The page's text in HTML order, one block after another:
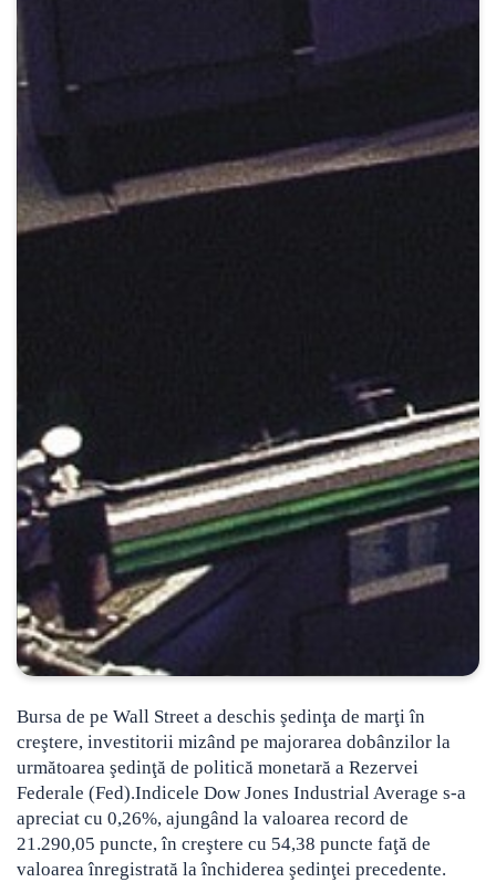
Bursa de pe Wall Street a deschis şedinţa de marţi în
creştere, investitorii mizând pe majorarea dobânzilor la
următoarea şedinţă de politică monetară a Rezervei
Federale (Fed).Indicele Dow Jones Industrial Average s-a
apreciat cu 0,26%, ajungând la valoarea record de
21.290,05 puncte, în creştere cu 54,38 puncte faţă de
valoarea înregistrată la închiderea şedinţei precedente.